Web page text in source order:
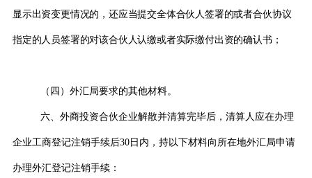
显示出资变更情况的，还应当提交全体合伙人签署的或者合伙协议
指定的人员签署的对该合伙人认缴或者实际缴付出资的确认书；
（四）外汇局要求的其他材料。
六、外商投资合伙企业解散并清算完毕后，清算人应在办理
企业工商登记注销手续后30日内，持以下材料向所在地外汇局申请
办理外汇登记注销手续：